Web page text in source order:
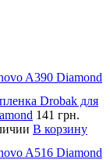
A390 Diamond
Drobak для
141 грн.
В корзину
A516 Diamond